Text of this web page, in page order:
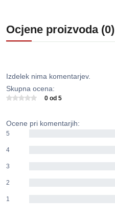
Ocjene proizvoda (0)
Izdelek nima komentarjev.
Skupna ocena:
0 od 5
Ocene pri komentarjih:
5
4
3
2
1